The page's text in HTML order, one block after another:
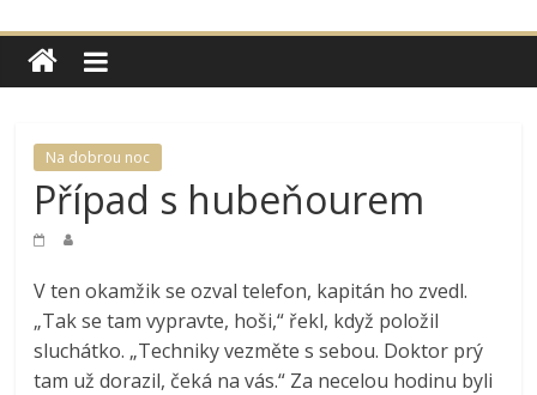
Moje
rodina
a
já
Internetová
podoba
magazínu
Moje
Na dobrou noc
Případ s hubeňourem
V ten okamžik se ozval telefon, kapitán ho zvedl.
„Tak se tam vypravte, hoši,“ řekl, když položil
sluchátko. „Techniky vezměte s sebou. Doktor prý
tam už dorazil, čeká na vás.“ Za necelou hodinu byli